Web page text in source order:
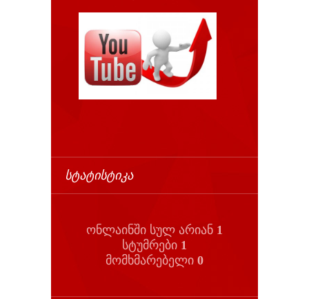
ᲡᲢᲐᲢᲘᲡᲢᲘᲙᲐ
ონლაინში სულ არიან 1
სტუმრები 1
მომხმარებელი 0